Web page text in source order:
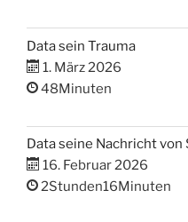
Data sein Trauma
1. März 2026
48Minuten
Data seine Nachricht von
16. Februar 2026
2Stunden16Minuten